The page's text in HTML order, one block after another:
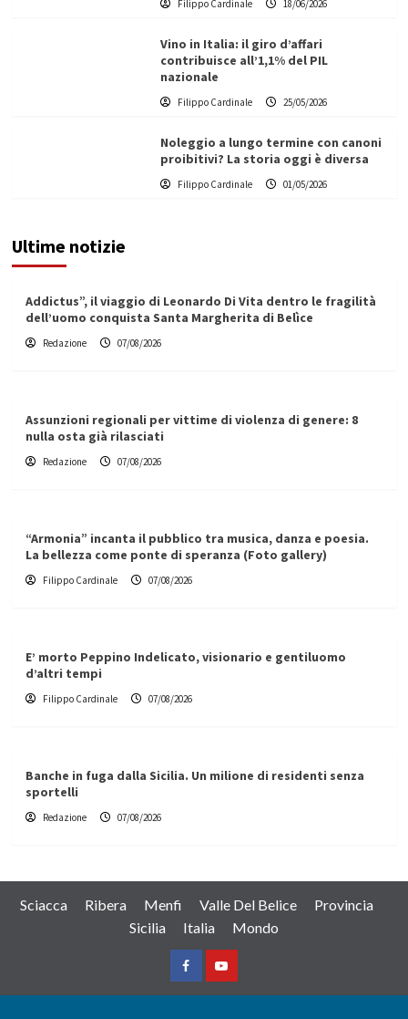
Filippo Cardinale 18/06/2026
Vino in Italia: il giro d’affari
contribuisce all’1,1% del PIL
nazionale
Filippo Cardinale 25/05/2026
Noleggio a lungo termine con canoni
proibitivi? La storia oggi è diversa
Filippo Cardinale 01/05/2026
Ultime notizie
Addictus”, il viaggio di Leonardo Di Vita dentro le fragilità
dell’uomo conquista Santa Margherita di Belìce
Redazione 07/08/2026
Assunzioni regionali per vittime di violenza di genere: 8
nulla osta già rilasciati
Redazione 07/08/2026
“Armonia” incanta il pubblico tra musica, danza e poesia.
La bellezza come ponte di speranza (Foto gallery)
Filippo Cardinale 07/08/2026
E’ morto Peppino Indelicato, visionario e gentiluomo
d’altri tempi
Filippo Cardinale 07/08/2026
Banche in fuga dalla Sicilia. Un milione di residenti senza
sportelli
Redazione 07/08/2026
Sciacca Ribera Menfi Valle Del Belice
Provincia
Sicilia
Italia Mondo
FacebookYountube